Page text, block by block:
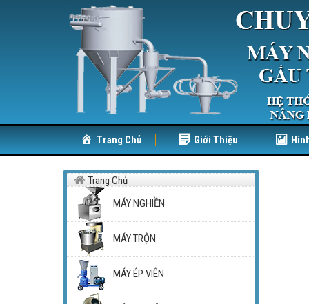
Trang Chủ Giới Thiệu
Trang Chủ
MÁY NGHIỀN
MÁY TRỘN
MÁY ÉP VIÊN